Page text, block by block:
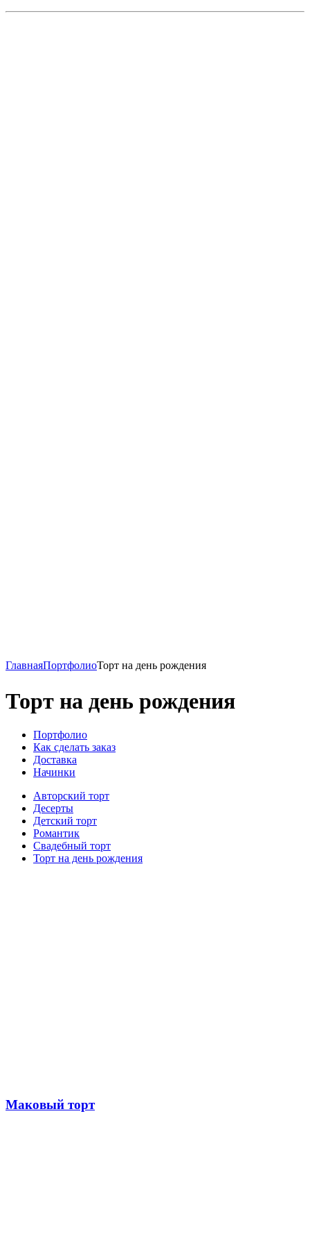
ГлавнаяПортфолиоТорт на день рождения
Торт на день рождения
Портфолио
Как сделать заказ
Доставка
Начинки
Авторский торт
Десерты
Детский торт
Романтик
Свадебный торт
Торт на день рождения
Маковый торт